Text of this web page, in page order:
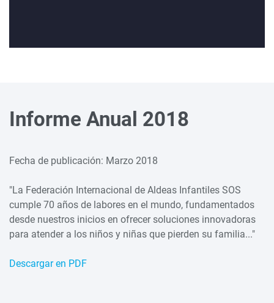
Informe Anual 2018
Fecha de publicación: Marzo 2018
"La Federación Internacional de Aldeas Infantiles SOS
cumple 70 años de labores en el mundo, fundamentados
desde nuestros inicios en ofrecer soluciones innovadoras
para atender a los niños y niñas que pierden su familia..."
Descargar en PDF